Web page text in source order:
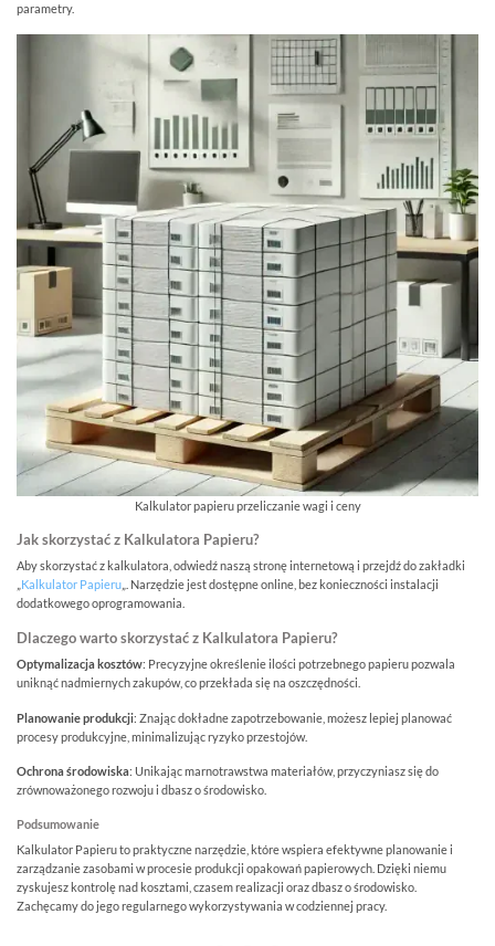
parametry.
Kalkulator papieru przeliczanie wagi i ceny
Jak skorzystać z Kalkulatora Papieru?
Aby skorzystać z kalkulatora, odwiedź naszą stronę internetową i przejdź do zakładki
„ Kalkulator Papieru„. Narzędzie jest dostępne online, bez konieczności instalacji
dodatkowego oprogramowania.
Dlaczego warto skorzystać z Kalkulatora Papieru?
Optymalizacja kosztów: Precyzyjne określenie ilości potrzebnego papieru pozwala
uniknąć nadmiernych zakupów, co przekłada się na oszczędności.
Planowanie produkcji: Znając dokładne zapotrzebowanie, możesz lepiej planować
procesy produkcyjne, minimalizując ryzyko przestojów.
Ochrona środowiska: Unikając marnotrawstwa materiałów, przyczyniasz się do
zrównoważonego rozwoju i dbasz o środowisko.
Podsumowanie
Kalkulator Papieru to praktyczne narzędzie, które wspiera efektywne planowanie i
zarządzanie zasobami w procesie produkcji opakowań papierowych. Dzięki niemu
zyskujesz kontrolę nad kosztami, czasem realizacji oraz dbasz o środowisko.
Zachęcamy do jego regularnego wykorzystywania w codziennej pracy.